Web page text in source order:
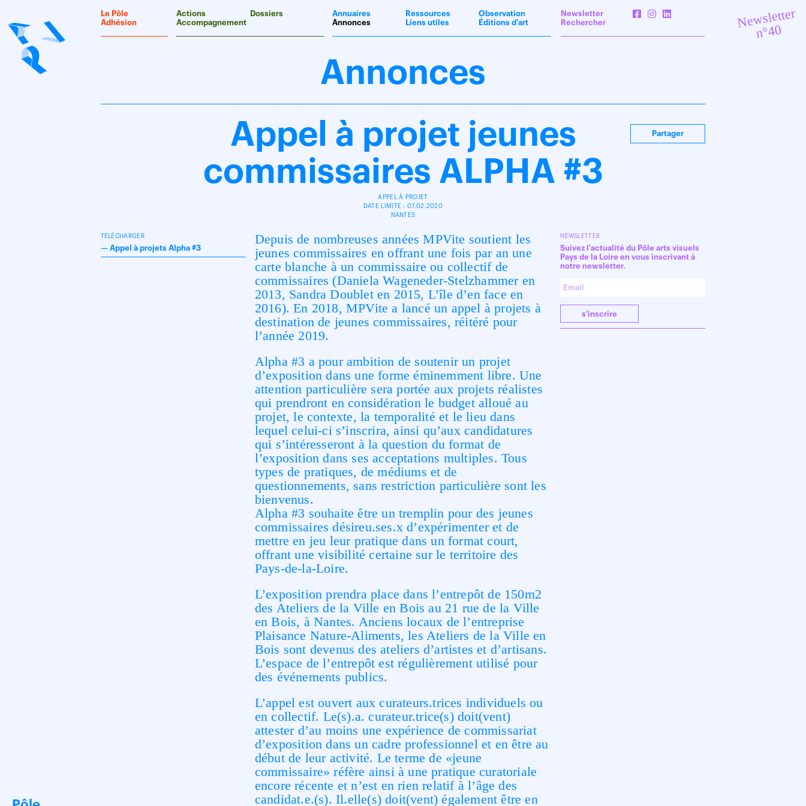
Newsletter
n°40
Le Pôle
Adhésion
Actions
Accompagnement
Dossiers
Annuaires
Annonces
Ressources
Liens utiles
Observation
Éditions d'art
Newsletter
Rechercher
Annonces
Partager
Appel à projet jeunes
commissaires ALPHA #3
APPEL À PROJET
DATE LIMITE : 07.02.2020
NANTES
Depuis de nombreuses années MPVite soutient les
jeunes commissaires en offrant une fois par an une
carte blanche à un commissaire ou collectif de
commissaires (Daniela Wageneder-Stelzhammer en
2013, Sandra Doublet en 2015, L’île d’en face en
2016). En 2018, MPVite a lancé un appel à projets à
destination de jeunes commissaires, réitéré pour
l’année 2019.
Alpha #3 a pour ambition de soutenir un projet
d’exposition dans une forme éminemment libre. Une
attention particulière sera portée aux projets réalistes
qui prendront en considération le budget alloué au
projet, le contexte, la temporalité et le lieu dans
lequel celui-ci s’inscrira, ainsi qu’aux candidatures
qui s’intéresseront à la question du format de
l’exposition dans ses acceptations multiples. Tous
types de pratiques, de médiums et de
questionnements, sans restriction particulière sont les
bienvenus.
Alpha #3 souhaite être un tremplin pour des jeunes
commissaires désireu.ses.x d’expérimenter et de
mettre en jeu leur pratique dans un format court,
offrant une visibilité certaine sur le territoire des
Pays-de-la-Loire.
L’exposition prendra place dans l’entrepôt de 150m2
des Ateliers de la Ville en Bois au 21 rue de la Ville
en Bois, à Nantes. Anciens locaux de l’entreprise
Plaisance Nature-Aliments, les Ateliers de la Ville en
Bois sont devenus des ateliers d’artistes et d’artisans.
L’espace de l’entrepôt est régulièrement utilisé pour
des événements publics.
L’appel est ouvert aux curateurs.trices individuels ou
en collectif. Le(s).a. curateur.trice(s) doit(vent)
attester d’au moins une expérience de commissariat
d’exposition dans un cadre professionnel et en être au
début de leur activité. Le terme de «jeune
commissaire» réfère ainsi à une pratique curatoriale
encore récente et n’est en rien relatif à l’âge des
candidat.e.(s). Il.elle(s) doit(vent) également être en
TÉLÉCHARGER
— Appel à projets Alpha #3
NEWSLETTER
Suivez l'actualité du Pôle arts visuels
Pays de la Loire en vous inscrivant à
notre newsletter.
s'inscrire